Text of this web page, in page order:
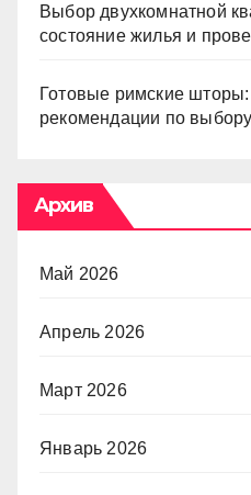
Выбор двухкомнатной
состояние жилья и
Готовые римские
рекомендации по выбору
Архив
Май 2026
Апрель 2026
Март 2026
Январь 2026